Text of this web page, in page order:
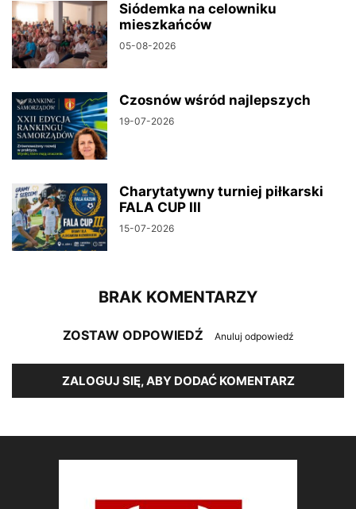
Siódemka na celowniku
mieszkańców
05-08-2026
Czosnów wśród najlepszych
19-07-2026
Charytatywny turniej piłkarski
FALA CUP III
15-07-2026
BRAK KOMENTARZY
ZOSTAW ODPOWIEDŹ Anuluj odpowiedź
ZALOGUJ SIĘ, ABY DODAĆ KOMENTARZ